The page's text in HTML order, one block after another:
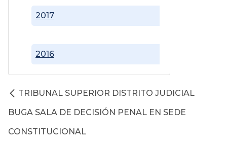
2016
2017
TRIBUNAL SUPERIOR DISTRITO JUDICIAL
BUGA SALA DE DECISIÓN PENAL EN SEDE
CONSTITUCIONAL